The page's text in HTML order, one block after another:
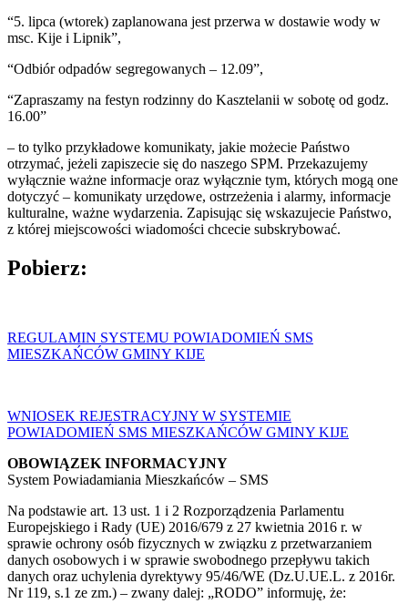
“5. lipca (wtorek) zaplanowana jest przerwa w dostawie wody w
msc. Kije i Lipnik”,
“Odbiór odpadów segregowanych – 12.09”,
“Zapraszamy na festyn rodzinny do Kasztelanii w sobotę od godz.
16.00”
– to tylko przykładowe komunikaty, jakie możecie Państwo
otrzymać, jeżeli zapiszecie się do naszego SPM. Przekazujemy
wyłącznie ważne informacje oraz wyłącznie tym, których mogą one
dotyczyć – komunikaty urzędowe, ostrzeżenia i alarmy, informacje
kulturalne, ważne wydarzenia. Zapisując się wskazujecie Państwo,
z której miejscowości wiadomości chcecie subskrybować.
Pobierz:
REGULAMIN SYSTEMU POWIADOMIEŃ SMS
MIESZKAŃCÓW GMINY KIJE
WNIOSEK REJESTRACYJNY W SYSTEMIE
POWIADOMIEŃ SMS MIESZKAŃCÓW GMINY KIJE
OBOWIĄZEK INFORMACYJNY
System Powiadamiania Mieszkańców – SMS
Na podstawie art. 13 ust. 1 i 2 Rozporządzenia Parlamentu
Europejskiego i Rady (UE) 2016/679 z 27 kwietnia 2016 r. w
sprawie ochrony osób fizycznych w związku z przetwarzaniem
danych osobowych i w sprawie swobodnego przepływu takich
danych oraz uchylenia dyrektywy 95/46/WE (Dz.U.UE.L. z 2016r.
Nr 119, s.1 ze zm.) – zwany dalej: „RODO” informuję, że: